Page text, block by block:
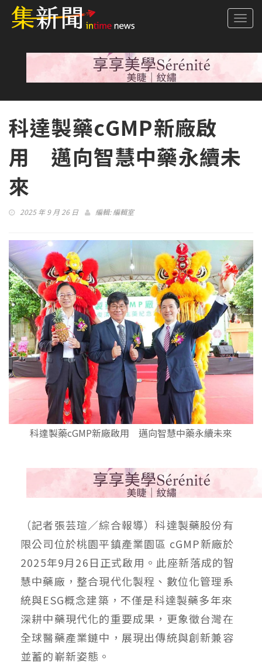
科達製藥cGMP新廠啟
用 邁向智慧中藥永續未
來
2025 年 9 月 26 日 編輯:編輯室
科達製藥cGMP新廠啟用 邁向智慧中藥永續未來
（記者張芸瑄／綜合報導）科達製藥股份有
限公司位於桃園平鎮產業園區 cGMP新廠於
2025年9月26日正式啟用。此座新落成的智
慧中藥廠，整合現代化製程、數位化管理系
統與ESG概念建築，不僅是科達製藥多年來
深耕中藥現代化的重要成果，更象徵台灣在
全球醫藥產業鏈中，展現出傳統與創新兼容
並蓄的嶄新姿態。